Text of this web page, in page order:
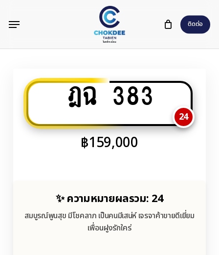
content
ติดต่อ
Menu
ฎฉ 383
24
฿159,000
✨ ความหมายผลรวม: 24
สมบูรณ์พูนสุข มีโชคลาภ เป็นคนมีเสน่ห์ เจรจาค้าขายดีเยี่ยม
เพื่อนฝูงรักใคร่